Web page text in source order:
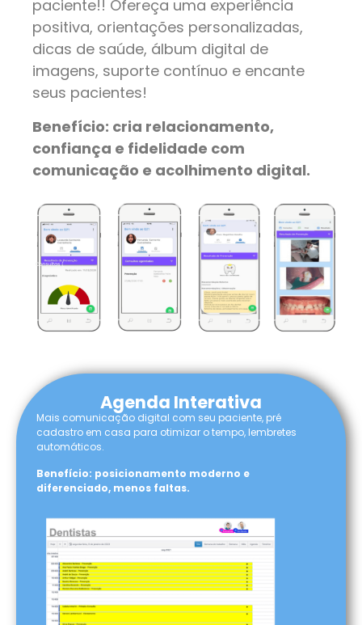
paciente!! Ofereça uma experiência
positiva, orientações personalizadas,
dicas de saúde, álbum digital de
imagens, suporte contínuo e encante
seus pacientes!
Benefício: cria relacionamento,
confiança e fidelidade com
comunicação e acolhimento digital.
Agenda Interativa
Mais comunicação digital com seu paciente, pré
cadastro em casa para otimizar o tempo, lembretes
automáticos.
Benefício: posicionamento moderno e
diferenciado, menos faltas.